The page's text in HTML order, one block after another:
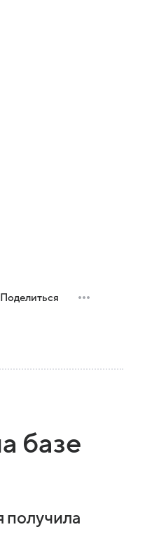
Поделиться
базе
получила